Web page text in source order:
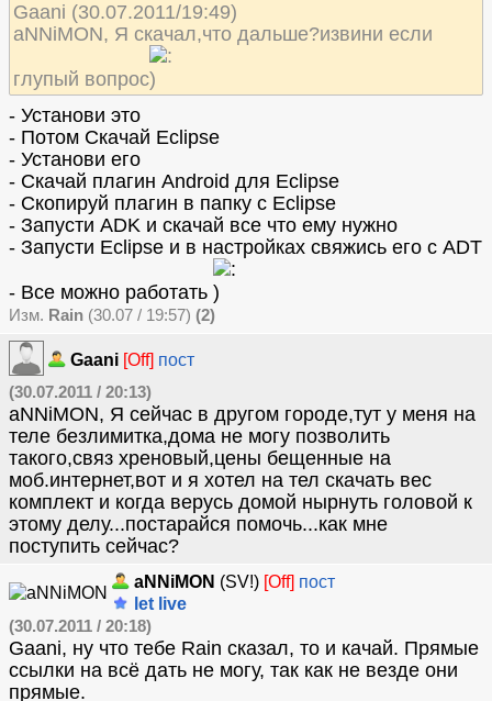
Gaani (30.07.2011/19:49)
aNNiMON, Я скачал,что дальше?извини если
глупый вопрос
- Установи это
- Потом Скачай Eclipse
- Установи его
- Скачай плагин Android для Eclipse
- Скопируй плагин в папку с Eclipse
- Запусти ADK и скачай все что ему нужно
- Запусти Eclipse и в настройках свяжись его с ADT
- Все можно работать
Изм. Rain (30.07 / 19:57) (2)
Gaani [Off] пост
(30.07.2011 / 20:13)
aNNiMON, Я сейчас в другом городе,тут у меня на
теле безлимитка,дома не могу позволить
такого,связ хреновый,цены бещенные на
моб.интернет,вот и я хотел на тел скачать вес
комплект и когда верусь домой нырнуть головой к
этому делу...постарайся помочь...как мне
поступить сейчас?
aNNiMON (SV!) [Off] пост
let live
(30.07.2011 / 20:18)
Gaani, ну что тебе Rain сказал, то и качай. Прямые
ссылки на всё дать не могу, так как не везде они
прямые.